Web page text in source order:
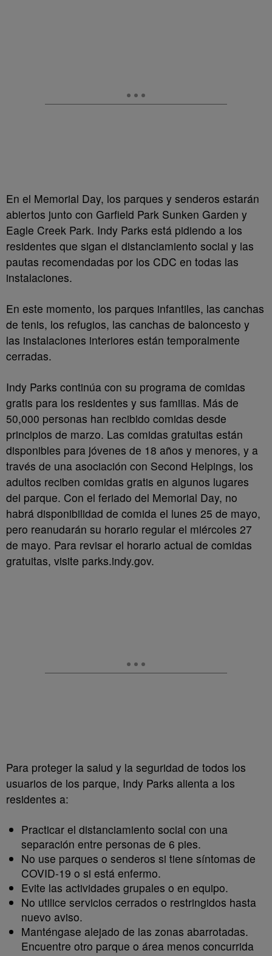
En el Memorial Day, los parques y senderos estarán
abiertos junto con Garfield Park Sunken Garden y
Eagle Creek Park. Indy Parks está pidiendo a los
residentes que sigan el distanciamiento social y las
pautas recomendadas por los CDC en todas las
instalaciones.
En este momento, los parques infantiles, las canchas
de tenis, los refugios, las canchas de baloncesto y
las instalaciones interiores están temporalmente
cerradas.
Indy Parks continúa con su programa de comidas
gratis para los residentes y sus familias. Más de
50,000 personas han recibido comidas desde
principios de marzo. Las comidas gratuitas están
disponibles para jóvenes de 18 años y menores, y a
través de una asociación con Second Helpings, los
adultos reciben comidas gratis en algunos lugares
del parque. Con el feriado del Memorial Day, no
habrá disponibilidad de comida el lunes 25 de mayo,
pero reanudarán su horario regular el miércoles 27
de mayo. Para revisar el horario actual de comidas
gratuitas, visite parks.indy.gov.
Para proteger la salud y la seguridad de todos los
usuarios de los parque, Indy Parks alienta a los
residentes a:
Practicar el distanciamiento social con una
separación entre personas de 6 pies.
No use parques o senderos si tiene síntomas de
COVID-19 o si está enfermo.
Evite las actividades grupales o en equipo.
No utilice servicios cerrados o restringidos hasta
nuevo aviso.
Manténgase alejado de las zonas abarrotadas.
Encuentre otro parque o área menos concurrida